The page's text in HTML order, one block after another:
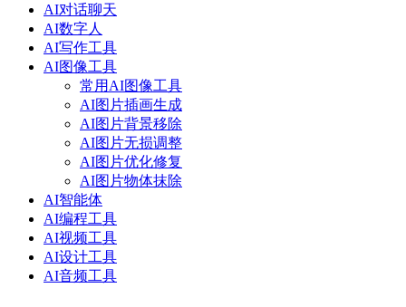
AI对话聊天
AI数字人
AI写作工具
AI图像工具
常用AI图像工具
AI图片插画生成
AI图片背景移除
AI图片无损调整
AI图片优化修复
AI图片物体抹除
AI智能体
AI编程工具
AI视频工具
AI设计工具
AI音频工具